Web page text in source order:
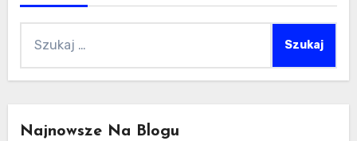
Najnowsze Na Blogu